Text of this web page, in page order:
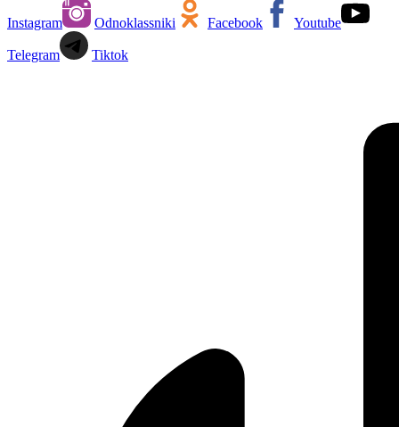
Instagram Odnoklassniki Facebook Youtube
Telegram Tiktok